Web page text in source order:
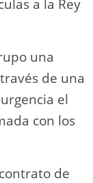
a la Rey
una
de una
el
con los
de